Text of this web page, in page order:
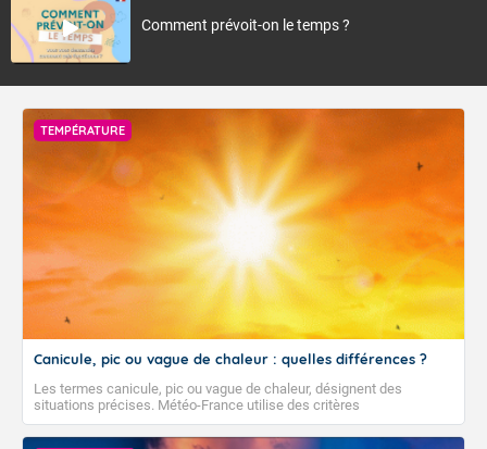
Comment prévoit-on le temps ?
TEMPÉRATURE
Canicule, pic ou vague de chaleur : quelles différences ?
Les termes canicule, pic ou vague de chaleur, désignent des
situations précises. Météo-France utilise des critères
climatologiques pour évaluer et qualifier les épisodes de chaleur qui
peuvent avoir des impacts sanitaires et socio-économiques